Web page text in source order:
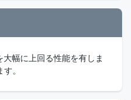
幅に上回る性能を有しま
。